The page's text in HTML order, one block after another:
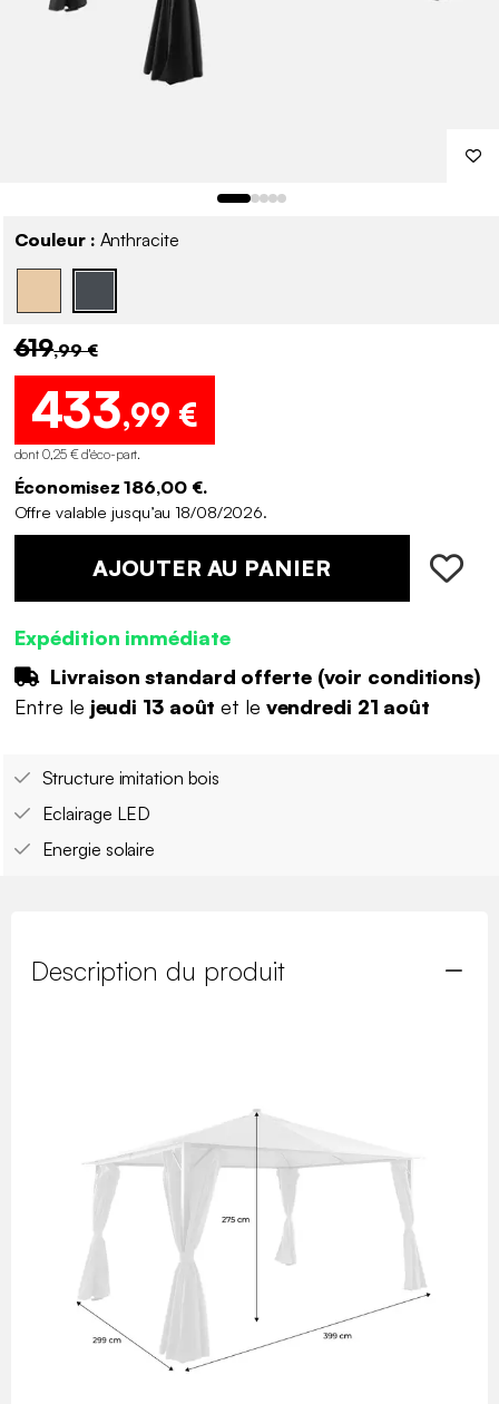
Couleur : Anthracite
619,99 €
433,99 €
dont 0,25 € d'éco-part.
Économisez 186,00 €.
Offre valable jusqu’au 18/08/2026.
AJOUTER AU PANIER
Expédition immédiate
Livraison standard offerte (voir conditions)
Entre le jeudi 13 août et le vendredi 21 août
Structure imitation bois
Eclairage LED
Energie solaire
Description du produit